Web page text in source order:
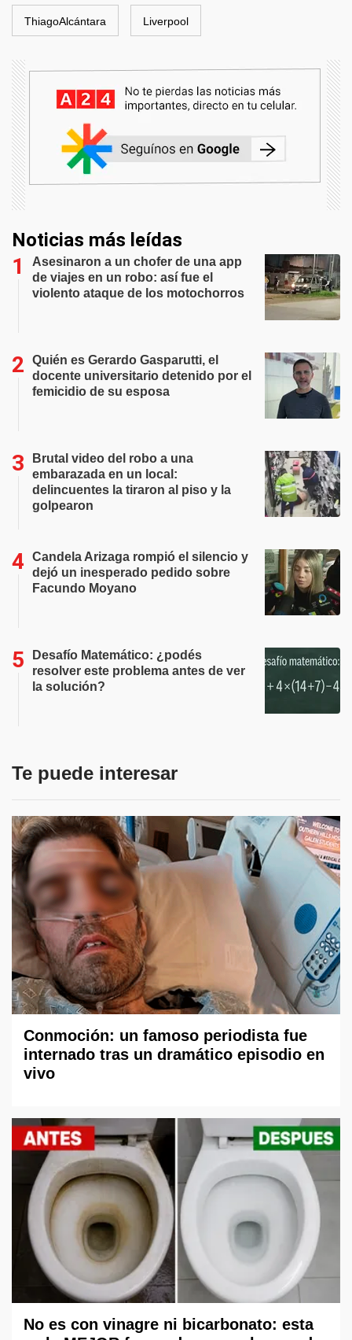
ThiagoAlcántara Liverpool
Noticias más leídas
Asesinaron a un chofer de una app
de viajes en un robo: así fue el
violento ataque de los motochorros
Quién es Gerardo Gasparutti, el
docente universitario detenido por el
femicidio de su esposa
Brutal video del robo a una
embarazada en un local:
delincuentes la tiraron al piso y la
golpearon
Candela Arizaga rompió el silencio y
dejó un inesperado pedido sobre
Facundo Moyano
Desafío Matemático: ¿podés
resolver este problema antes de ver
la solución?
Te puede interesar
Conmoción: un famoso periodista fue
internado tras un dramático episodio en
vivo
No es con vinagre ni bicarbonato: esta